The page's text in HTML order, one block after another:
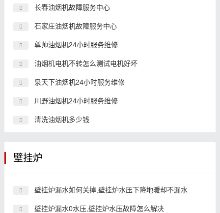
长春油烟机故障服务中心
石家庄油烟机故障服务中心
尊帅油烟机24小时服务维修
油烟机电机不转怎么测试电机好坏
泉天下油烟机24小时服务维修
川野油烟机24小时服务维修
清洗油烟机多少钱
壁挂炉
壁挂炉漏水如何关掉,壁挂炉水压下降地暖却不漏水
壁挂炉漏水0水压,壁挂炉水压故障怎么解决